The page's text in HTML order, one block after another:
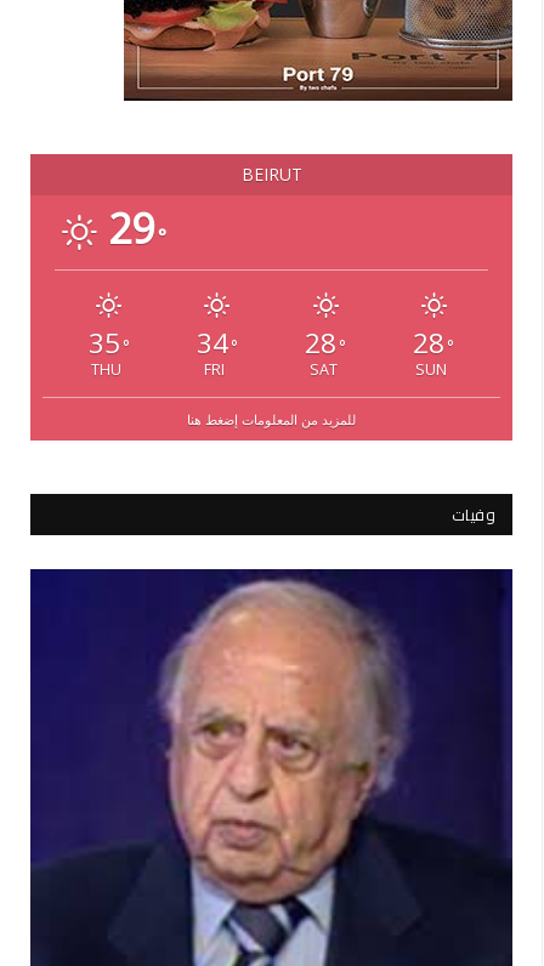
BEIRUT
29°
35 °
THU
34°
FRI
28 °
SAT
28 °
SUN
للمزيد من المعلومات إضغط هنا
وفيات